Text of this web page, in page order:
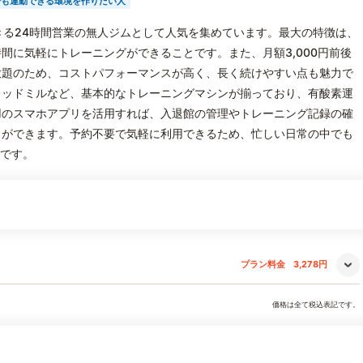
24時間営業の無人ジムとして人気を集めています。最大の特徴は、
に気軽にトレーニングができることです。また、月額3,000円前後
のため、コストパフォーマンスが高く、長く続けやすい点も魅力で
ドミルなど、基本的なトレーニングマシンが揃っており、有酸素運
スマホアプリを活用すれば、入退館の管理やトレーニング記録の確
できます。予約不要で気軽に利用できるため、忙しい日常の中でも
す。
プラン料金 3,278円
価格は全て税込表記です。